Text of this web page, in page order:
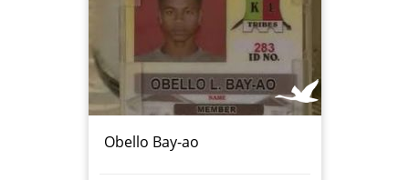
Obello Bay-ao